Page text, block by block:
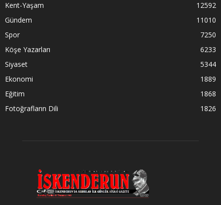
Kent-Yaşam
12592
Gündem
11010
Spor
7250
Köşe Yazarları
6233
Siyaset
5344
Ekonomi
1889
Eğitim
1868
Fotoğrafların Dili
1826